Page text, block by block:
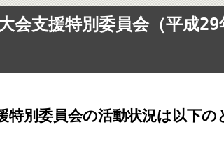
会支援特別委員会（平成
別委員会の活動状況は以下